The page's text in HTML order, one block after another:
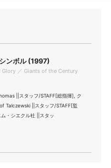
ンボル (1997)
／ Giants of the Century
||スタッフ/STAFF[総指揮], ク
Talczewski ||スタッフ/STAFF[監
・シエクル社 ||スタッ